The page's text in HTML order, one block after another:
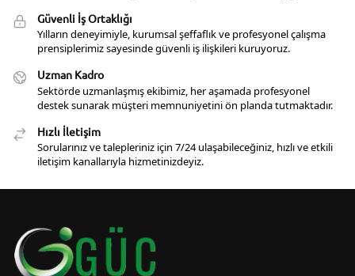
Güvenli İş Ortaklığı
Yılların deneyimiyle, kurumsal şeffaflık ve profesyonel çalışma
prensiplerimiz sayesinde güvenli iş ilişkileri kuruyoruz.
Uzman Kadro
Sektörde uzmanlaşmış ekibimiz, her aşamada profesyonel
destek sunarak müşteri memnuniyetini ön planda tutmaktadır.
Hızlı İletişim
Sorularınız ve talepleriniz için 7/24 ulaşabileceğiniz, hızlı ve etkili
iletişim kanallarıyla hizmetinizdeyiz.